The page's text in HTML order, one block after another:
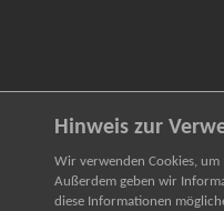
Hinweis zur
Wir verwenden Cookies,
Außerdem geben wir
diese Informationen